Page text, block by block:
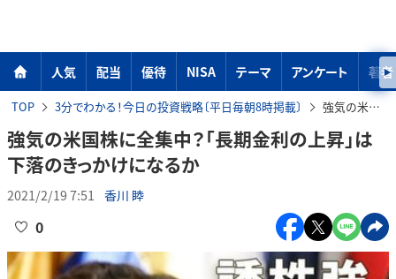
人気 配当 優待 NISA テーマ アンケート 著者
TOP 3分でわかる！今日の投資戦略〔平日毎朝8時掲載〕 強気の米国株に全集中？「長期金利の上昇」は下落のきっかけになるか
強気の米国株に全集中？「長期金利の上昇」は
下落のきっかけになるか
2021/2/19 7:51 香川 睦
0